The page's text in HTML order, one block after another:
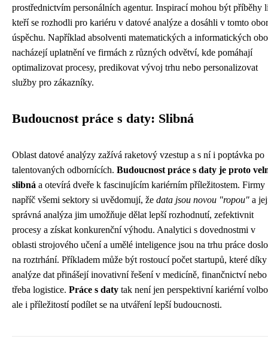
prostřednictvím personálních agentur. Inspirací mohou být příběhy
kteří se rozhodli pro kariéru v datové analýze a dosáhli v tomto
úspěchu. Například absolventi matematických a informatických
nacházejí uplatnění ve firmách z různých odvětví, kde pomáhají
optimalizovat procesy, predikovat vývoj trhu nebo personalizovat
služby pro zákazníky.
Budoucnost práce s daty: Slibná
Oblast datové analýzy zažívá raketový vzestup a s ní i poptávka po
talentovaných odbornících. Budoucnost práce s daty je proto
slibná a otevírá dveře k fascinujícím kariérním příležitostem. Firmy
napříč všemi sektory si uvědomují, že data jsou novou "ropou" a
správná analýza jim umožňuje dělat lepší rozhodnutí, zefektivnit
procesy a získat konkurenční výhodu. Analytici s dovednostmi v
oblasti strojového učení a umělé inteligence jsou na trhu práce
na roztrhání. Příkladem může být rostoucí počet startupů, které díky
analýze dat přinášejí inovativní řešení v medicíně, finančnictví nebo
třeba logistice. Práce s daty tak není jen perspektivní kariérní
ale i příležitostí podílet se na utváření lepší budoucnosti.